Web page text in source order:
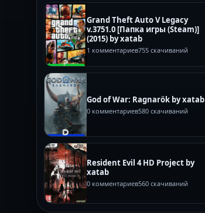
Grand Theft Auto V Legacy
v.3751.0 [Папка игры (Steam)]
(2015) by xatab
1 комментариев755 скачиваний
God of War: Ragnarök by xatab
0 комментариев580 скачиваний
Resident Evil 4 HD Project by
xatab
0 комментариев560 скачиваний